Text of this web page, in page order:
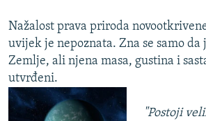
Nažalost prava priroda
uvijek je nepoznata. Zna se samo da
Zemlje, ali njena masa, gustina i
utvrđeni.
"Postoji